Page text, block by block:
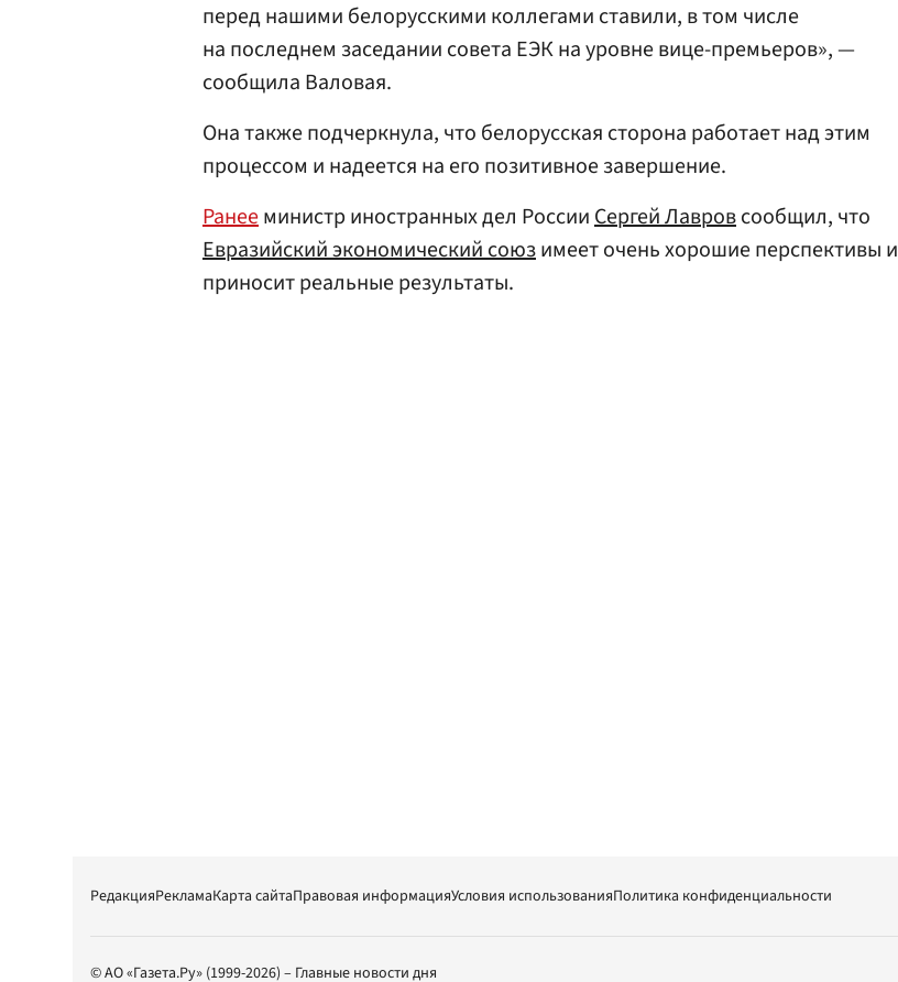
перед нашими белорусскими коллегами ставили, в том числе
на последнем заседании совета ЕЭК на уровне вице-премьеров», —
сообщила Валовая.
Она также подчеркнула, что белорусская сторона работает над этим
процессом и надеется на его позитивное завершение.
Ранееминистр иностранных дел РоссииСергей Лавровсообщил, что
Евразийский экономический союзимеет очень хорошие перспективы и
приносит реальные результаты.
РедакцияРекламаКарта сайтаПравовая информацияУсловия использованияПолитика конфиденциальности
© АО «Газета.Ру» (1999-2026) – Главные новости дня